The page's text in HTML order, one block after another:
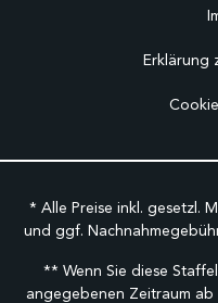
Erklärung
* Alle Preise inkl. gesetzl.
und ggf.
** Wenn Sie diese
angegebenen Zeitraum